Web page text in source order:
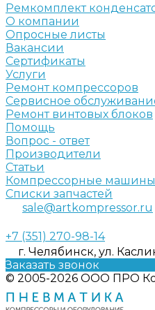
Ремкомплект
О компании
Опросные листы
Вакансии
Сертификаты
Услуги
Ремонт компрессоров
Сервисное
Ремонт винтовых блоков
Помощь
Вопрос - ответ
Производители
Статьи
Компрессорные машины
Списки запчастей
sale@artkompressor.ru
+7 (351) 270-98-14
г. Челябинск, ул.
Заказать звонок
© 2005-2026 ООО ПРО